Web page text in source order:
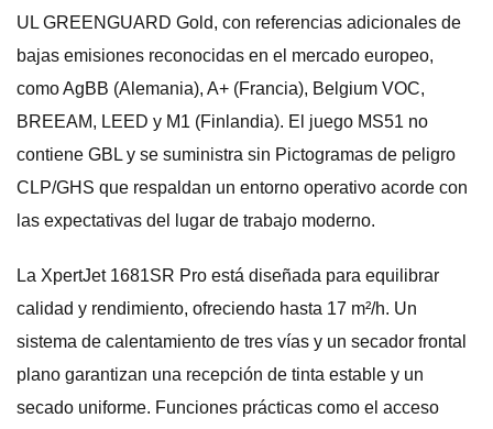
UL GREENGUARD Gold, con referencias adicionales de
bajas emisiones reconocidas en el mercado europeo,
como AgBB (Alemania), A+ (Francia), Belgium VOC,
BREEAM, LEED y M1 (Finlandia). El juego MS51 no
contiene GBL y se suministra sin Pictogramas de peligro
CLP/GHS que respaldan un entorno operativo acorde con
las expectativas del lugar de trabajo moderno.
La XpertJet 1681SR Pro está diseñada para equilibrar
calidad y rendimiento, ofreciendo hasta 17 m²/h. Un
sistema de calentamiento de tres vías y un secador frontal
plano garantizan una recepción de tinta estable y un
secado uniforme. Funciones prácticas como el acceso